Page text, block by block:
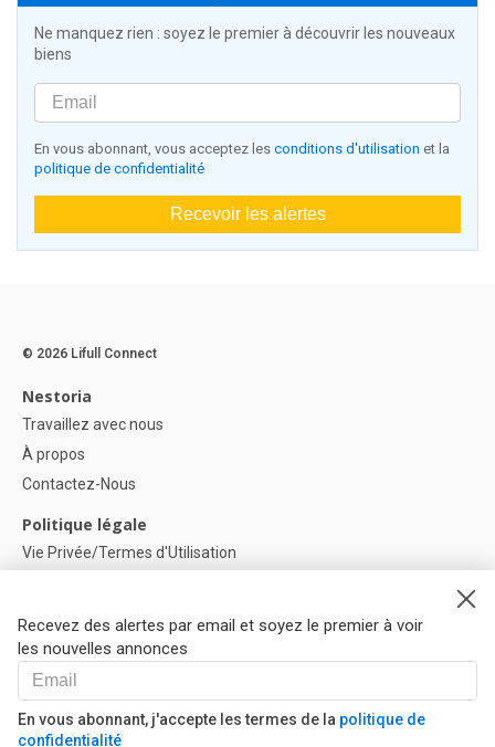
Ne manquez rien : soyez le premier à découvrir les nouveaux
biens
En vous abonnant, vous acceptez les conditions d'utilisation et la
politique de confidentialité
Recevoir les alertes
Recevez des alertes par email et soyez le premier à voir
les nouvelles annonces
En vous abonnant, j'accepte les termes de la politique de
confidentialité
© 2026 Lifull Connect
Nestoria
Travaillez avec nous
À propos
Contactez-Nous
Politique légale
Vie Privée/Termes d'Utilisation
Paramètres des cookies
Aide
FAQ
Nos Partenaires